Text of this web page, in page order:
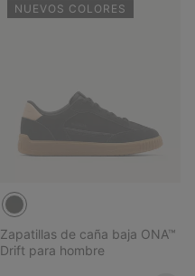
NUEVOS COLORES
Zapatillas de caña baja ONA™
Drift para hombre